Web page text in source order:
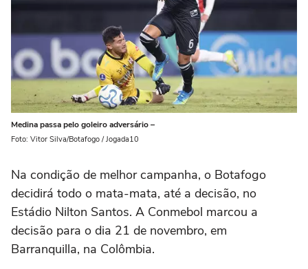
Medina passa pelo goleiro adversário –
Foto: Vitor Silva/Botafogo / Jogada10
Na condição de melhor campanha, o Botafogo
decidirá todo o mata-mata, até a decisão, no
Estádio Nilton Santos. A Conmebol marcou a
decisão para o dia 21 de novembro, em
Barranquilla, na Colômbia.